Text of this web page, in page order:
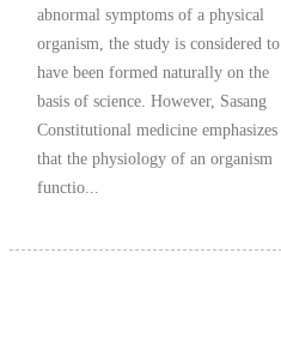
abnormal symptoms of a physical
organism, the study is considered to
have been formed naturally on the
basis of science. However, Sasang
Constitutional medicine emphasizes
that the physiology of an organism
functio...